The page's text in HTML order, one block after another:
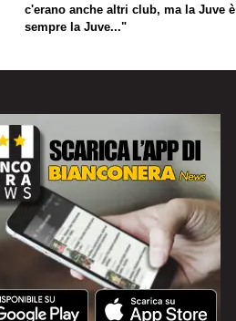
c'erano anche altri club, ma la Juve è
sempre la Juve..."